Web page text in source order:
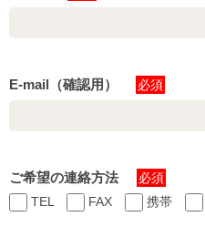
E-mail（確認用） 必須
ご希望の連絡方法
必須
TEL
FAX 携帯